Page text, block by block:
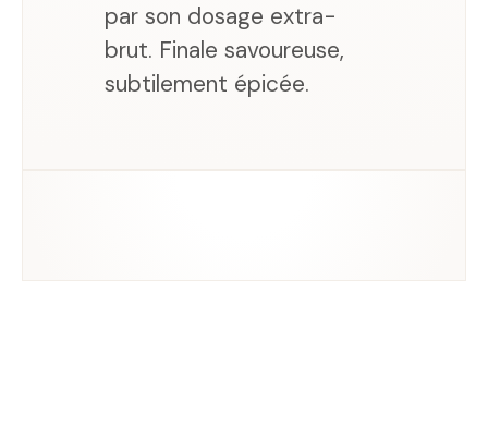
par son dosage extra-
brut. Finale savoureuse,
subtilement épicée.